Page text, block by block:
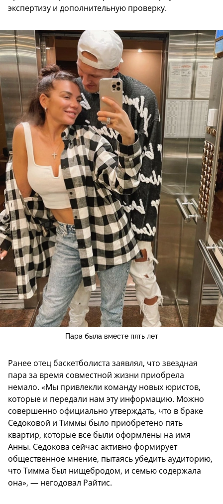
экспертизу и дополнительную проверку.
Пара была вместе пять лет
Ранее отец баскетболиста заявлял, что звездная
пара за время совместной жизни приобрела
немало. «Мы привлекли команду новых юристов,
которые и передали нам эту информацию. Можно
совершенно официально утверждать, что в браке
Седоковой и Тиммы было приобретено пять
квартир, которые все были оформлены на имя
Анны. Седокова сейчас активно формирует
общественное мнение, пытаясь убедить аудиторию,
что Тимма был нищебродом, и семью содержала
она», — негодовал Райтис.